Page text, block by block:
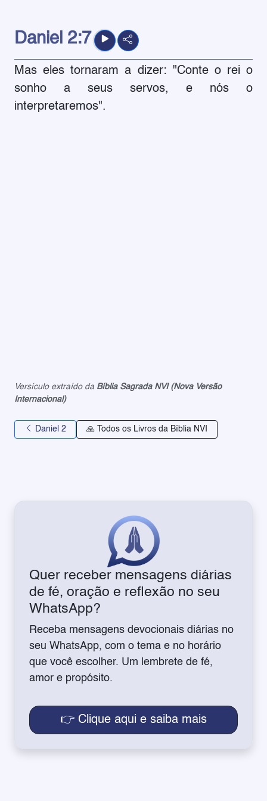
Daniel 2:7
Mas eles tornaram a dizer: "Conte o rei o
sonho a seus servos, e nós o
interpretaremos".
Versículo extraído da Bíblia Sagrada NVI (Nova Versão
Internacional)
Daniel 2 🙏 Todos os Livros da Bíblia NVI
Quer receber mensagens diárias
de fé, oração e reflexão no seu
WhatsApp?
Receba mensagens devocionais diárias no
seu WhatsApp, com o tema e no horário
que você escolher. Um lembrete de fé,
amor e propósito.
👉 Clique aqui e saiba mais